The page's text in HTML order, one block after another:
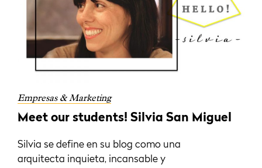
Empresas & Marketing
Meet our students! Silvia San Miguel
Silvia se define en su blog como una
arquitecta inquieta, incansable y